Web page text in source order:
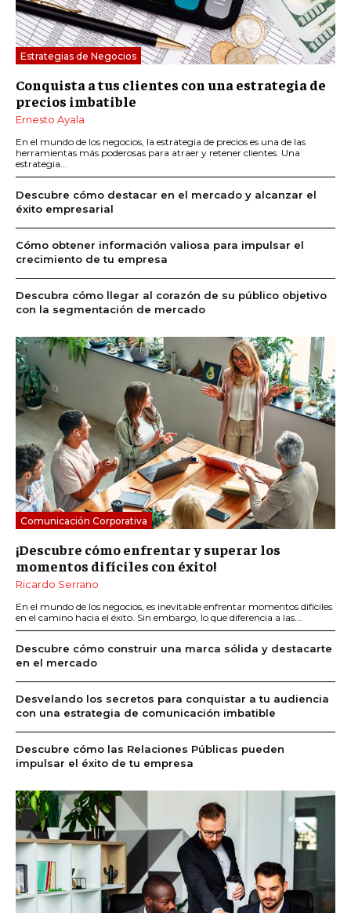
Estrategias de Negocios
Conquista a tus clientes con una estrategia de
precios imbatible
Ernesto Ayala
En el mundo de los negocios, la estrategia de precios es una de las
herramientas más poderosas para atraer y retener clientes. Una
estrategia...
Descubre cómo destacar en el mercado y alcanzar el
éxito empresarial
Cómo obtener información valiosa para impulsar el
crecimiento de tu empresa
Descubra cómo llegar al corazón de su público objetivo
con la segmentación de mercado
Comunicación Corporativa
¡Descubre cómo enfrentar y superar los
momentos difíciles con éxito!
Ricardo Serrano
En el mundo de los negocios, es inevitable enfrentar momentos difíciles
en el camino hacia el éxito. Sin embargo, lo que diferencia a las...
Descubre cómo construir una marca sólida y destacarte
en el mercado
Desvelando los secretos para conquistar a tu audiencia
con una estrategia de comunicación imbatible
Descubre cómo las Relaciones Públicas pueden
impulsar el éxito de tu empresa